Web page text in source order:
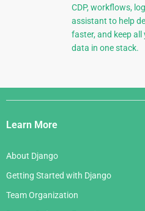
CDP, workflows,
assistant to help
faster, and keep
data in one stack.
Django
Links
Learn More
About Django
Getting Started with Django
Team Organization